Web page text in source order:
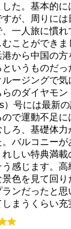
た。基本的に
が、周りに
一人旅に慣
ことができま
から中国の
いうものだ
ージングで
のダイヤモン
）号には最新
で運動不足
ろ、基礎体
バルコニー
しい特典満
感じます。
色を見て回
ンだったと
まうくらい充